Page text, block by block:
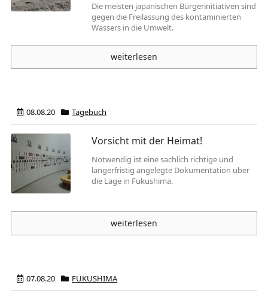
Die meisten japanischen Bür­gerinitiativen sind
gegen die Freilassung des kontaminier­ten
Wassers in die Umwelt.
weiterlesen
08.08.20 Tagebuch
Vorsicht mit der Heimat!
Notwendig ist eine sachlich richtige und
länger­fristig angelegte Dokumenta­tion über
die Lage in Fukushi­ma.
weiterlesen
07.08.20 FUKUSHIMA